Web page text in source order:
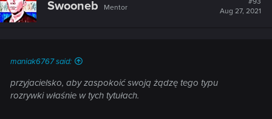
Swooneb Mentor
Aug 27, 2021
maniak6767 said:
przyjacielsko, aby zaspokoić swoją żądzę tego typu
rozrywki właśnie w tych tytułach.